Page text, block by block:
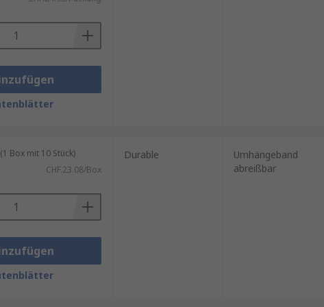
Fläche dazu führen können, dass
Box mit 10 Stück)
CHF.23.08/Box
Durable
Umhängeband
abreißbar